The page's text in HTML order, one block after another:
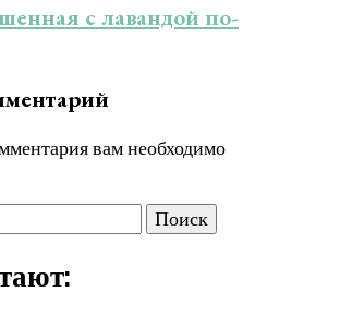
с лавандой по-
вам необходимо